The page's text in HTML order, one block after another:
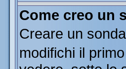
Come creo un
Creare un
modifichi il